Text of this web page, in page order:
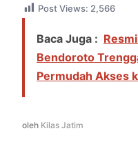
Post Views: 2,566
Baca Juga :
Bendoroto
Permudah Akses
oleh Kilas Jatim